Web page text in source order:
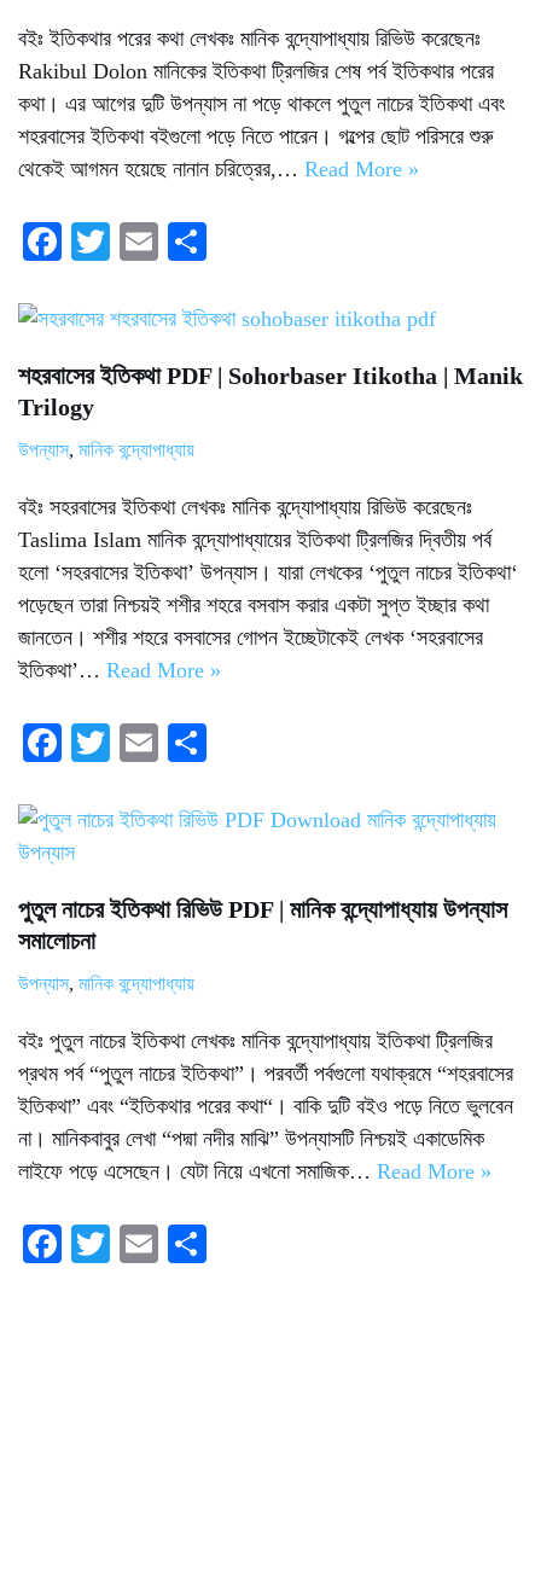
বইঃ ইতিকথার পরের কথা লেখকঃ মানিক বন্দ্যোপাধ্যায় রিভিউ করেছেনঃ
Rakibul Dolon মানিকের ইতিকথা ট্রিলজির শেষ পর্ব ইতিকথার পরের
কথা। এর আগের দুটি উপন্যাস না পড়ে থাকলে পুতুল নাচের ইতিকথা এবং
শহরবাসের ইতিকথা বইগুলো পড়ে নিতে পারেন। গল্পের ছোট পরিসরে শুরু
থেকেই আগমন হয়েছে নানান চরিত্রের,… Read More »
Fa
bo
ok
T
tte
r
E
ail re
শহরবাসের ইতিকথা PDF | Sohorbaser Itikotha | Manik
Trilogy
উপন্যাস, মানিক বন্দ্যোপাধ্যায়
বইঃ সহরবাসের ইতিকথা লেখকঃ মানিক বন্দ্যোপাধ্যায় রিভিউ করেছেনঃ
Taslima Islam মানিক বন্দ্যোপাধ্যায়ের ইতিকথা ট্রিলজির দ্বিতীয় পর্ব
হলো ‘সহরবাসের ইতিকথা’ উপন্যাস। যারা লেখকের ‘পুতুল নাচের ইতিকথা‘
পড়েছেন তারা নিশ্চয়ই শশীর শহরে বসবাস করার একটা সুপ্ত ইচ্ছার কথা
জানতেন। শশীর শহরে বসবাসের গোপন ইচ্ছেটাকেই লেখক ‘সহরবাসের
ইতিকথা’… Read More »
Fa
bo
ok
T
tte
E
ail re
পুতুল নাচের ইতিকথা রিভিউ PDF | মানিক বন্দ্যোপাধ্যায় উপন্যাস
সমালোচনা
উপন্যাস, মানিক বন্দ্যোপাধ্যায়
বইঃ পুতুল নাচের ইতিকথা লেখকঃ মানিক বন্দ্যোপাধ্যায় ইতিকথা ট্রিলজির
প্রথম পর্ব “পুতুল নাচের ইতিকথা”। পরবর্তী পর্বগুলো যথাক্রমে “শহরবাসের
ইতিকথা” এবং “ইতিকথার পরের কথা“। বাকি দুটি বইও পড়ে নিতে ভুলবেন
না। মানিকবাবুর লেখা “পদ্মা নদীর মাঝি” উপন্যাসটি নিশ্চয়ই একাডেমিক
লাইফে পড়ে এসেছেন। যেটা নিয়ে এখনো সমাজিক… Read More »
Fa T
E